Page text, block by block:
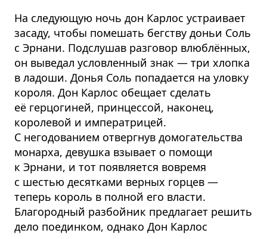
На следующую ночь дон Карлос устраивает
засаду, чтобы помешать бегству доньи Соль
с Эрнани. Подслушав разговор влюблённых,
он выведал условленный знак — три хлопка
в ладоши. Донья Соль попадается на уловку
короля. Дон Карлос обещает сделать
её герцогиней, принцессой, наконец,
королевой и императрицей.
С негодованием отвергнув домогательства
монарха, девушка взывает о помощи
к Эрнани, и тот появляется вовремя
с шестью десятками верных горцев —
теперь король в полной его власти.
Благородный разбойник предлагает решить
дело поединком, однако Дон Карлос